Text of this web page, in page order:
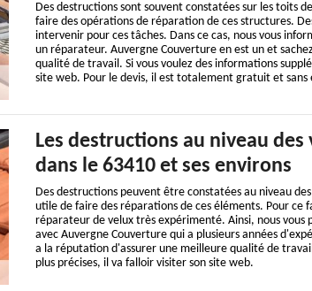
Des destructions sont souvent constatées sur les toits
faire des opérations de réparation de ces structures.
intervenir pour ces tâches. Dans ce cas, nous vous
un réparateur. Auvergne Couverture en est un et
qualité de travail. Si vous voulez des informations
site web. Pour le devis, il est totalement gratuit et sans
Les destructions au niveau des
dans le 63410 et ses environs
Des destructions peuvent être constatées au niveau
utile de faire des réparations de ces éléments. Pour ce
réparateur de velux très expérimenté. Ainsi, nous vous
avec Auvergne Couverture qui a plusieurs années
a la réputation d'assurer une meilleure qualité de
plus précises, il va falloir visiter son site web.